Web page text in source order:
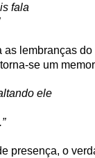
fala
as lembranças
se um
ele
presença, o